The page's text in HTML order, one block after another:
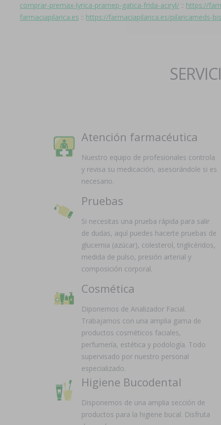
comprar-premax-lyrica-pramep-gatica-frida-aciryl/ :: https://
farmaciapilarica.es :: https://farmaciapilarica.es/pilaricameds-
Atención farmacéutica
Nuestro equipo de profesionales controla
y revisa su medicación, asesorándole si es
necesario.
Pruebas
Si necesitas una prueba rápida para salir
de dudas, aquí puedes hacerte pruebas de
glucemia (azúcar), colesterol, triglicéridos,
medida de pulso, presión arterial y
composición corporal.
Cosmética
Diponemos de Analizador Facial.
Trabajamos con una amplia gama de
productos cosméticos faciales,
perfumería, estética y podología. Todo
supervisado por nuestro personal
especializado.
Higiene Bucodental
Disponemos de una amplia sección de
productos para la higiene bucal. Disfruta